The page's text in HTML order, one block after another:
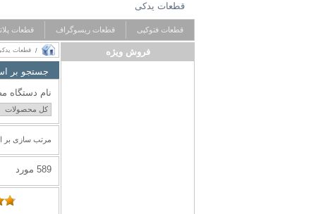
قطعات یدکی
قطعات فتوکپی قطعات ریسوگراف قطعات
فروش ویژه / قطعات
جستجو بر
نام دستگاه
مرتب سازی بر
589 مورد